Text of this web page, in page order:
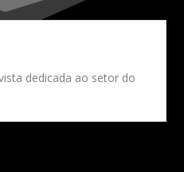
dedicada ao setor do